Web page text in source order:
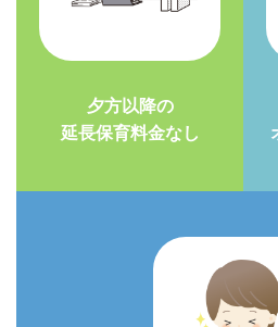
夕方以降の
延長保育料金なし